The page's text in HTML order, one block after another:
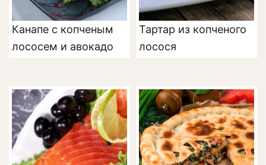
Канапе с копченым
лососем и авокадо
Тартар из копченого
лосося